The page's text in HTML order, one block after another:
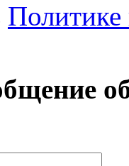
Политике